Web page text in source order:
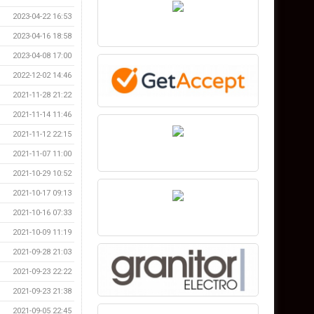
2023-04-22 16:53
2023-04-16 18:58
2023-04-08 17:00
2022-12-02 14:46
2021-11-28 21:22
2021-11-14 11:46
2021-11-12 22:15
2021-11-07 11:00
2021-10-29 10:52
2021-10-17 09:13
2021-10-16 07:33
2021-10-09 11:19
2021-09-28 21:03
2021-09-23 22:22
2021-09-23 21:38
2021-09-05 22:45